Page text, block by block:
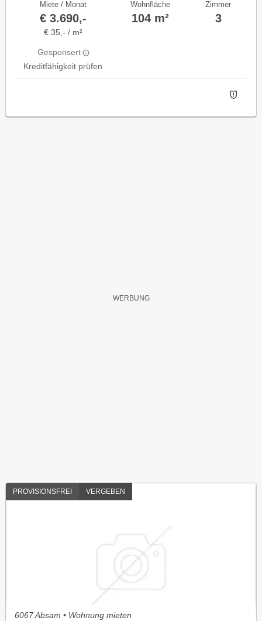
Miete / Monat
€ 3.690,-
€ 35,- / m²
Gesponsert
Kreditfähigkeit prüfen
Wohnfläche
104 m²
Zimmer
3
PROVISIONSFREI VERGEBEN
6067 Absam • Wohnung mieten